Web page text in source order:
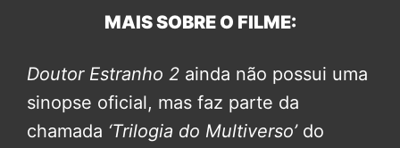
MAIS SOBRE O FILME:
Doutor Estranho 2 ainda não possui uma
sinopse oficial, mas faz parte da
chamada ‘Trilogia do Multiverso’do